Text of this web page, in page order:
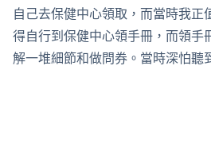
自己去保健中心領取，而當時我正
得自行到保健中心領手冊，而領手
解一堆細節和做問券。當時深怕聽